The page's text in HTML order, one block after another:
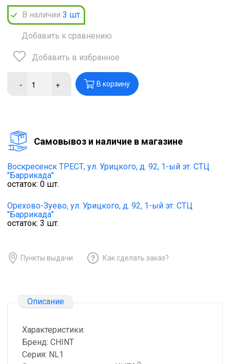
В наличии 3 шт.
Добавить к сравнению
Добавить в избранное
- + В корзину
Cамовывоз и наличие в магазине
Воскресенск ТРЕСТ, ул. Урицкого, д. 92, 1-ый эт. СТЦ
"Баррикада"
остаток: 0 шт.
Орехово-Зуево, ул. Урицкого, д. 92, 1-ый эт. СТЦ
"Баррикада"
остаток: 3 шт.
Пункты выдачи Как сделать заказ?
Описание
Характеристики:
Бренд: CHINT
Серия: NL1